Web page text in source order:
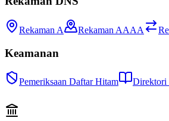
Rekaman A Rekaman AAAA
Keamanan
Pemeriksaan Daftar Hitam